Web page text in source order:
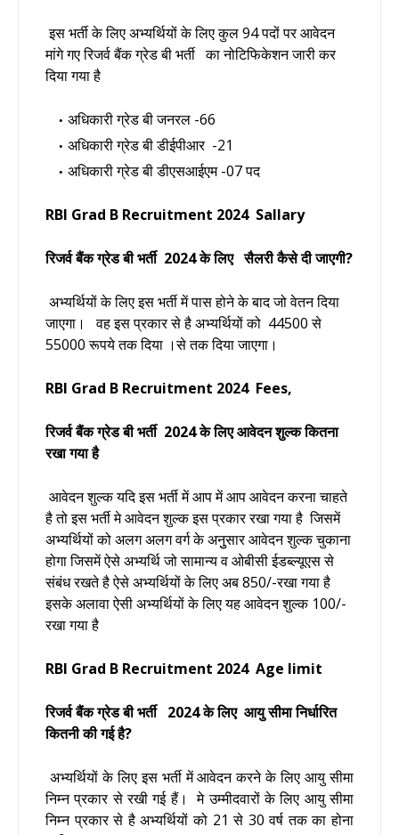
इस भर्ती के लिए अभ्यर्थियों के लिए कुल 94 पदों पर आवेदन
मांगे गएरिजर्व बैंक ग्रेड बी भर्ती का नोटिफिकेशन जारी कर
दिया गया है
अधिकारी ग्रेड बी जनरल -66
अधिकारी ग्रेड बी डीईपीआर -21
अधिकारी ग्रेड बी डीएसआईएम -07 पद
RBI Grad B Recruitment 2024 Sallary
रिजर्व बैंक ग्रेड बी भर्ती 2024 के लिए सैलरी कैसे दी जाएगी?
अभ्यर्थियों के लिए इस भर्ती में पास होने के बाद जो वेतन दिया
जाएगा। वह इस प्रकार से है अभ्यर्थियों को 44500 से
55000 रूपये तक दिया ।से तक दिया जाएगा।
RBI Grad B Recruitment 2024 Fees,
रिजर्व बैंक ग्रेड बी भर्ती 2024 के लिए आवेदन शुल्क कितना
रखा गया है
आवेदन शुल्क यदि इस भर्ती में आप में आप आवेदन करना चाहते
है तो इस भर्ती मे आवेदन शुल्क इस प्रकार रखा गया है जिसमें
अभ्यर्थियों को अलग अलग वर्ग के अनुुसार आवेदन शुल्क चुकाना
होगा जिसमें ऐसे अभ्यर्थि जो सामान्य व ओबीसी ईडब्ल्यूएस से
संबंध रखते है ऐसे अभ्यर्थियों के लिए अब 850/-रखा गया है
इसके अलावा ऐसी अभ्यर्थियों के लिए यह आवेदन शुल्क 100/-
रखा गया है
RBI Grad B Recruitment 2024 Age Iimit
रिजर्व बैंक ग्रेड बी भर्ती 2024 के लिए आयु सीमा निर्धारित
कितनी की गई है?
अभ्यर्थियों के लिए इस भर्ती में आवेदन करने के लिए आयु सीमा
निम्न प्रकार से रखी गई हैं। मे उम्मीदवारों के लिए आयु सीमा
निम्न प्रकार से है अभ्यर्थियों को 21 से 30 वर्ष तक का होना